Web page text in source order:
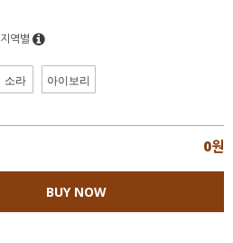
지역별
소라 아이보리
0원
BUY NOW